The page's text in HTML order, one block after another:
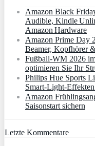
Amazon Black
Audible, Kindle
Amazon Hardware
Amazon Prime Day
Beamer, Kopfhörer
Fußball-WM 2026
optimieren Sie Ihr
Philips Hue Sports
Amazon
Saisonstart sichern
Letzte Kommentare